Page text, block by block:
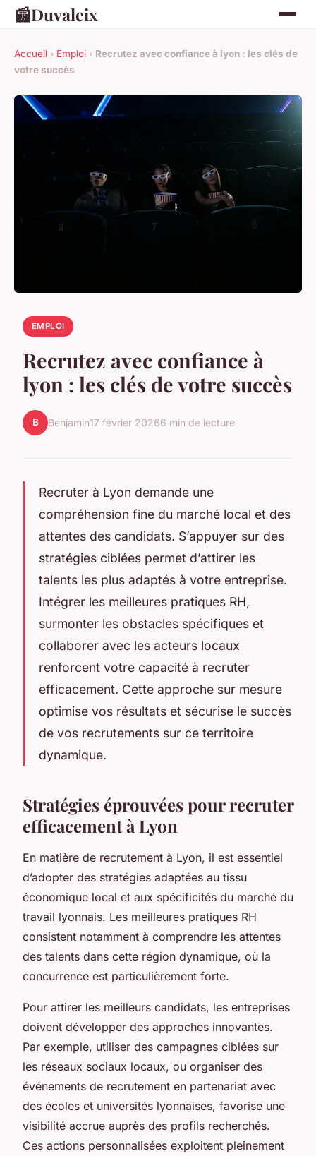
📰Duvaleix
Accueil › Emploi › Recrutez avec confiance à lyon : les clés de
votre succès
EMPLOI
Recrutez avec confiance à
lyon : les clés de votre succès
B Benjamin17 février 20266 min de lecture
Recruter à Lyon demande une
compréhension fine du marché local et des
attentes des candidats. S’appuyer sur des
stratégies ciblées permet d’attirer les
talents les plus adaptés à votre entreprise.
Intégrer les meilleures pratiques RH,
surmonter les obstacles spécifiques et
collaborer avec les acteurs locaux
renforcent votre capacité à recruter
efficacement. Cette approche sur mesure
optimise vos résultats et sécurise le succès
de vos recrutements sur ce territoire
dynamique.
Stratégies éprouvées pour recruter
efficacement à Lyon
En matière de recrutement à Lyon, il est essentiel
d’adopter des stratégies adaptées au tissu
économique local et aux spécificités du marché du
travail lyonnais. Les meilleures pratiques RH
consistent notamment à comprendre les attentes
des talents dans cette région dynamique, où la
concurrence est particulièrement forte.
Pour attirer les meilleurs candidats, les entreprises
doivent développer des approches innovantes.
Par exemple, utiliser des campagnes ciblées sur
les réseaux sociaux locaux, ou organiser des
événements de recrutement en partenariat avec
des écoles et universités lyonnaises, favorise une
visibilité accrue auprès des profils recherchés.
Ces actions personnalisées exploitent pleinement